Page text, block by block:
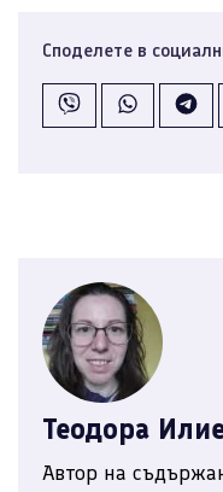
Споделете в
Теодора
Автор на